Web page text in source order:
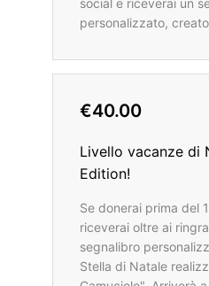
social e riceverai un
personalizzato,
€40.00
Livello vacanze di
Edition!
Se donerai prima del
riceverai oltre ai
segnalibro
Stella di Natale